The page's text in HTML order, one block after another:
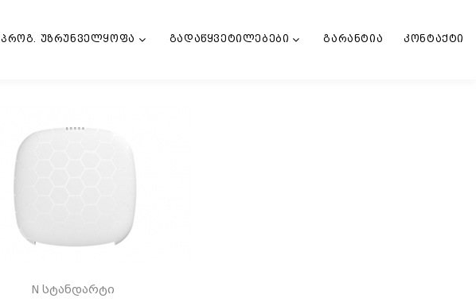
პროგ. უზრუნველყოფა გადაწყვეტილებები გარანტია კონტაქტი
N სტანდარტი